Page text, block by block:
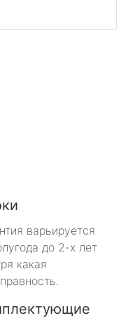
варьируется
до 2-х лет
какая